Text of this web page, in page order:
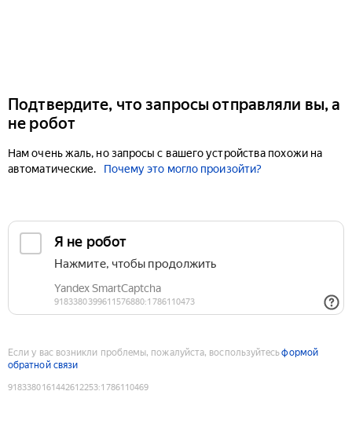
Подтвердите, что запросы отправляли вы, а
не робот
Нам очень жаль, но запросы с вашего устройства похожи на
автоматические.
Почему это могло произойти?
Если у вас возникли проблемы, пожалуйста, воспользуйтесьформой
обратной связи
9183380161442612253:1786110469